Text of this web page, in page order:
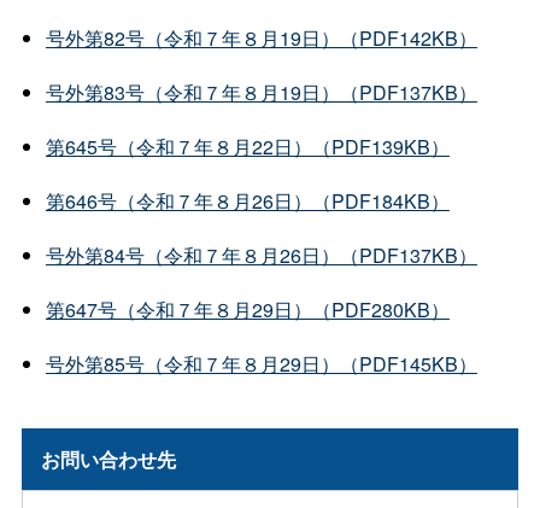
号外第82号（令和７年８月19日）（PDF142KB）
号外第83号（令和７年８月19日）（PDF137KB）
第645号（令和７年８月22日）（PDF139KB）
第646号（令和７年８月26日）（PDF184KB）
号外第84号（令和７年８月26日）（PDF137KB）
第647号（令和７年８月29日）（PDF280KB）
号外第85号（令和７年８月29日）（PDF145KB）
お問い合わせ先